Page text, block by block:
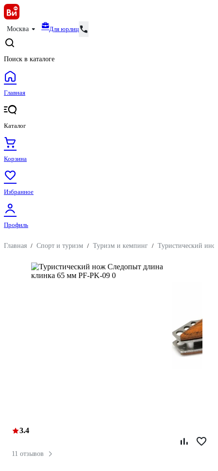
Москва Для юрлиц
Поиск в каталоге
Главная
Каталог
Корзина
Избранное
Профиль
Главная / Спорт и туризм / Туризм и кемпинг / Туристический
3.4
11 отзывов